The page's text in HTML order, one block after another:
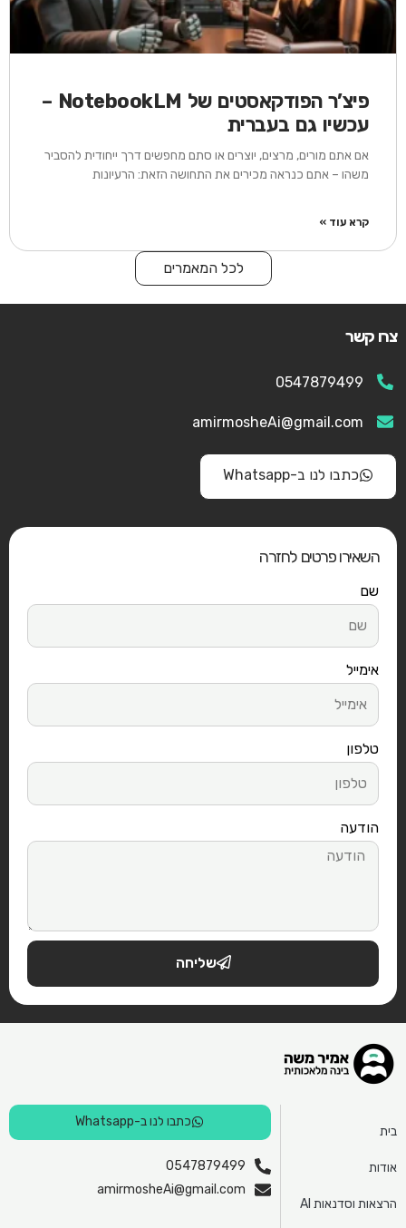
פיצ’ר הפודקאסטים של NotebookLM –
עכשיו גם בעברית
אם אתם מורים, מרצים, יוצרים או סתם מחפשים דרך ייחודית להסביר
משהו – אתם כנראה מכירים את התחושה הזאת: הרעיונות
קרא עוד »
לכל המאמרים
צרו קשר
0547879499
amirmosheAi@gmail.com
כתבו לנו ב-Whatsapp
השאירו פרטים לחזרה
שם
אימייל
טלפון
הודעה
שליחה
בית
אודות
הרצאות וסדנאות AI
כתבו לנו ב-Whatsapp
0547879499
amirmosheAi@gmail.com